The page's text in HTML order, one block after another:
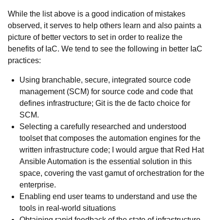
While the list above is a good indication of mistakes
observed, it serves to help others learn and also paints a
picture of better vectors to set in order to realize the
benefits of IaC. We tend to see the following in better IaC
practices:
Using branchable, secure, integrated source code
management (SCM) for source code and code that
defines infrastructure; Git is the de facto choice for
SCM.
Selecting a carefully researched and understood
toolset that composes the automation engines for the
written infrastructure code; I would argue that Red Hat
Ansible Automation is the essential solution in this
space, covering the vast gamut of orchestration for the
enterprise.
Enabling end user teams to understand and use the
tools in real-world situations